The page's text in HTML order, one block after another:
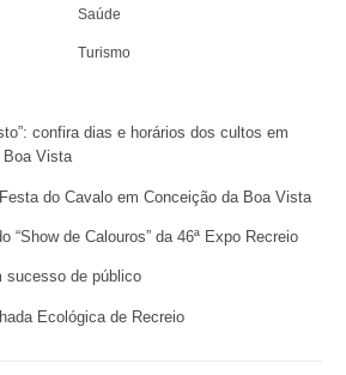
Saúde
Turismo
confira dias e horários dos cultos em
Boa Vista
do Cavalo em Conceição da Boa Vista
“Show de Calouros” da 46ª Expo Recreio
sucesso de público
Ecológica de Recreio